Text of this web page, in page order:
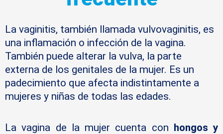
La vaginitis, también llamada vulvovaginitis, es
una inflamación o infección de la vagina.
También puede alterar la vulva, la parte
externa de los genitales de la mujer. Es un
padecimiento que afecta indistintamente a
mujeres y niñas de todas las edades.
La vagina de la mujer cuenta con hongos y